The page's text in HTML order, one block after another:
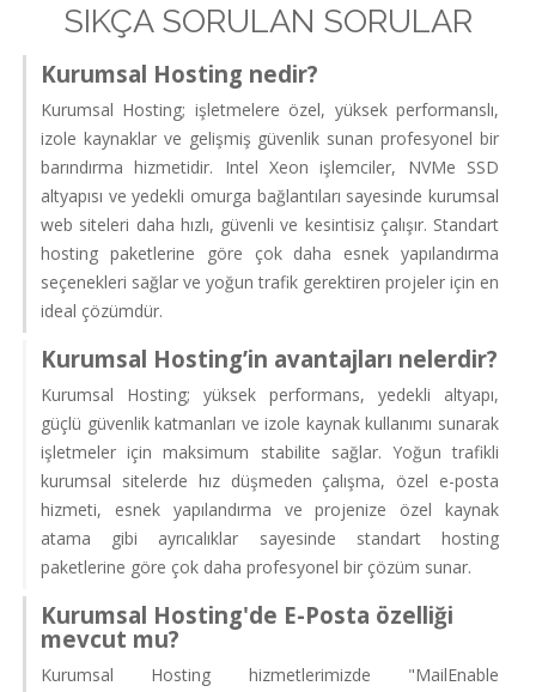
SIKÇA SORULAN SORULAR
Kurumsal Hosting nedir?
Kurumsal Hosting; işletmelere özel, yüksek performanslı,
izole kaynaklar ve gelişmiş güvenlik sunan profesyonel bir
barındırma hizmetidir. Intel Xeon işlemciler, NVMe SSD
altyapısı ve yedekli omurga bağlantıları sayesinde kurumsal
web siteleri daha hızlı, güvenli ve kesintisiz çalışır. Standart
hosting paketlerine göre çok daha esnek yapılandırma
seçenekleri sağlar ve yoğun trafik gerektiren projeler için en
ideal çözümdür.
Kurumsal Hosting’in avantajları nelerdir?
Kurumsal Hosting; yüksek performans, yedekli altyapı,
güçlü güvenlik katmanları ve izole kaynak kullanımı sunarak
işletmeler için maksimum stabilite sağlar. Yoğun trafikli
kurumsal sitelerde hız düşmeden çalışma, özel e-posta
hizmeti, esnek yapılandırma ve projenize özel kaynak
atama gibi ayrıcalıklar sayesinde standart hosting
paketlerine göre çok daha profesyonel bir çözüm sunar.
Kurumsal Hosting'de E-Posta özelliği
mevcut mu?
Kurumsal Hosting hizmetlerimizde "MailEnable